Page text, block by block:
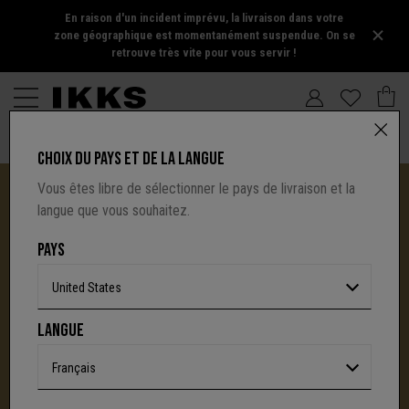
En raison d'un incident imprévu, la livraison dans votre
zone géographique est momentanément suspendue. On se
retrouve très vite pour vous servir !
UNE NOUVELLE PAGE S'ÉCRIT AVEC IKKS
C'est la fin d'une aventure : le site I.Code ferme
définitivement.Mais l'audace, la créativité
CHOIX DU PAYS ET DE LA LANGUE
Vous êtes libre de sélectionner le pays de livraison et la
langue que vous souhaitez.
PAYS
United States
LANGUE
Français